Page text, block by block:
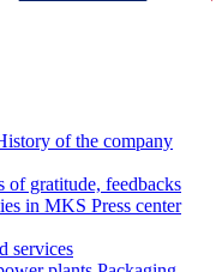
of the company
of gratitude, feedbacks
in MKS Press center
services